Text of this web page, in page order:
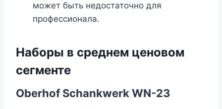
может быть недостаточно для
профессионала.
Наборы в среднем ценовом
сегменте
Oberhof Schankwerk WN-23